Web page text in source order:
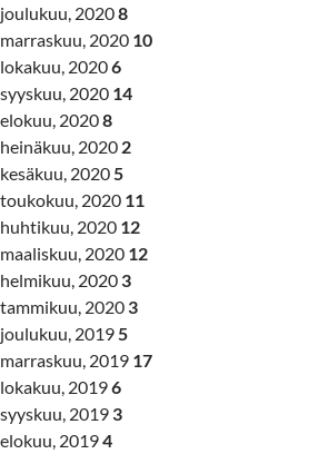
joulukuu, 20208
marraskuu, 2020 10
lokakuu, 20206
syyskuu, 2020 14
elokuu, 20208
heinäkuu, 2020 2
kesäkuu, 2020 5
toukokuu, 2020 11
huhtikuu, 2020 12
maaliskuu, 2020 12
helmikuu, 2020 3
tammikuu, 2020 3
joulukuu, 2019 5
marraskuu, 2019 17
lokakuu, 20196
syyskuu, 2019 3
elokuu, 20194